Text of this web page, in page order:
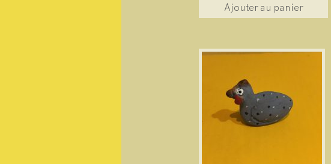
Ajouter au panier